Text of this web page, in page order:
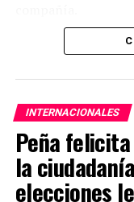
La red Odonto
México y Angola,
de interés directo
marca opera bajo el
El crimen
La víctima fueJosé
INTERNACIONALES
Peña
la
elecciones